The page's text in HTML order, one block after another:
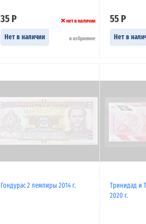
35 Р нет в наличии
Нет в наличии в избранное
55 Р
Нет в
Гондурас 2 лемпиры 2014 г.
Тринидад и
2020 г.